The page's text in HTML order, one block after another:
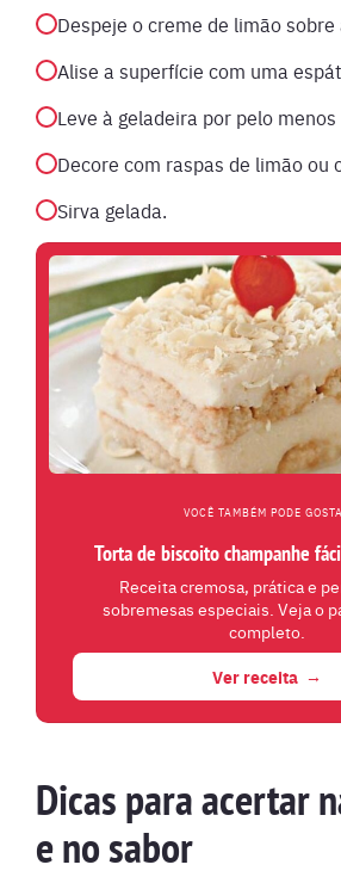
Despeje o creme de limão sobre
Alise a superfície com uma
Leve à geladeira por pelo
Decore com raspas de limão ou
Sirva gelada.
VOCÊ TAMBÉM PODE
Torta de biscoito champanhe
Receita cremosa, prática e
sobremesas especiais. Veja o
completo.
Ver receita
Dicas para acertar
e no sabor